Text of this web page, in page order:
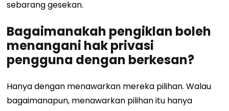
sebarang gesekan.
Bagaimanakah pengiklan boleh
menangani hak privasi
pengguna dengan berkesan?
Hanya dengan menawarkan mereka pilihan. Walau
bagaimanapun, menawarkan pilihan itu hanya